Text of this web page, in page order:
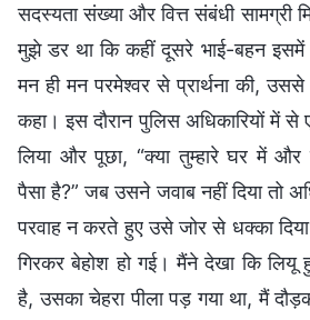
सदस्यता संख्या और वित्त संबंधी सामग्री
मुझे डर था कि कहीं दूसरे भाई-बहन
मन ही मन परमेश्वर से प्रार्थना की,
कहा। इस दौरान पुलिस अधिकारियों में
लिया और पूछा, “क्या तुम्हारे घर में और
पैसा है?” जब उसने जवाब नहीं दिया तो
परवाह न करते हुए उसे जोर से धक्का
गिरकर बेहोश हो गई। मैंने देखा कि
है, उसका चेहरा पीला पड़ गया था, मैं